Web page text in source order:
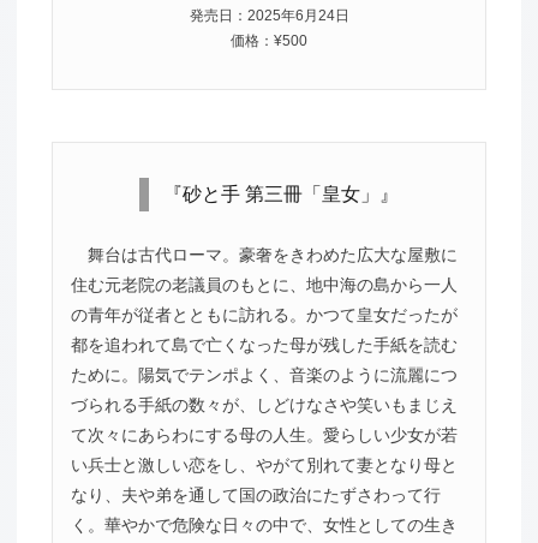
発売日：2025年6月24日
価格：¥500
『砂と手 第三冊「皇女」』
舞台は古代ローマ。豪奢をきわめた広大な屋敷に
住む元老院の老議員のもとに、地中海の島から一人
の青年が従者とともに訪れる。かつて皇女だったが
都を追われて島で亡くなった母が残した手紙を読む
ために。陽気でテンポよく、音楽のように流麗につ
づられる手紙の数々が、しどけなさや笑いもまじえ
て次々にあらわにする母の人生。愛らしい少女が若
い兵士と激しい恋をし、やがて別れて妻となり母と
なり、夫や弟を通して国の政治にたずさわって行
く。華やかで危険な日々の中で、女性としての生き